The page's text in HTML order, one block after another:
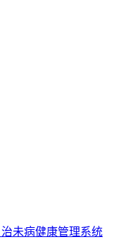
未病健康管理系统